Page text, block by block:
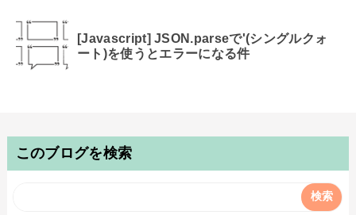
[Javascript] JSON.parseで'(シングルクォ
ート)を使うとエラーになる件
このブログを検索